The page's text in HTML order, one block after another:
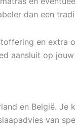
dan een
en extra
aansluit op jouw
en België. Je
van